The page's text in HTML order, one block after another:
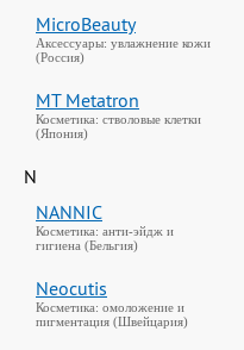
MicroBeauty
Аксессуары: увлажнение кожи
(Россия)
MT Metatron
Косметика: стволовые клетки
(Япония)
N
NANNIC
Косметика: анти-эйдж и
гигиена (Бельгия)
Neocutis
Косметика: омоложение и
пигментация (Швейцария)